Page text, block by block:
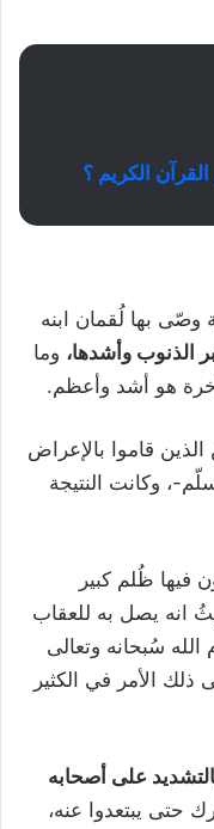
الكريم ؟
بها لُقمان ابنه
الذنوب وأشدها، وما
هو أشد وأعظم.
قاموا بالإعراض
، وكانت النتيجة
فيها ظُلم كبير
انه يصل به للعقاب
الله سُبحانه وتعالى
الأمر في الكثير
على أصحابه
حتى يبتعدوا عنه،